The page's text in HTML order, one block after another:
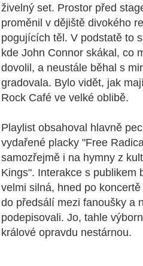
živelný set. Prostor před
proměnil v dějiště divokého
pogujících těl. V podstatě to
kde John Connor skákal, co
dovolil, a neustále běhal s
gradovala. Bylo vidět, jak
Rock Café ve velké oblibě.
Playlist obsahoval hlavně
vydařené placky "Free
samozřejmě i na hymny z
Kings". Interakce s publikem
velmi silná, hned po
do předsálí mezi fanoušky a
podepisovali. Jo, tahle
králové opravdu nestárnou.